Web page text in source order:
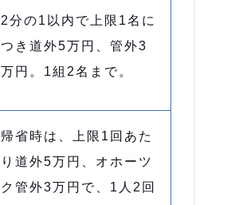
2分の1以内で上限1名に
つき道外5万円、管外3
万円。1組2名まで。
帰省時は、上限1回あた
り道外5万円、オホーツ
ク管外3万円で、1人2回